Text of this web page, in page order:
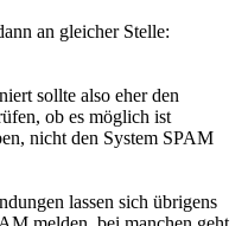
an gleicher Stelle:
sollte also eher den
ob es möglich ist
nicht den System SPAM
lassen sich übrigens